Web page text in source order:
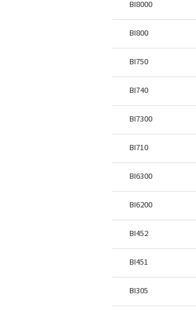
BI8000
BI800
BI750
BI740
BI7300
BI710
BI6300
BI6200
BI452
BI451
BI305